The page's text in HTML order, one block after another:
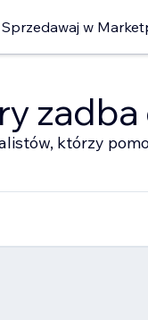
Sprzedawaj w
zadba
którzy